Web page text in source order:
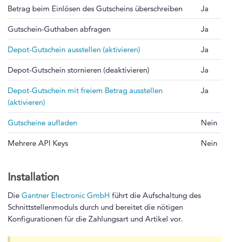
Betrag beim Einlösen des Gutscheins überschreiben Ja
Gutschein-Guthaben abfragen Ja
Depot-Gutschein ausstellen (aktivieren) Ja
Depot-Gutschein stornieren (deaktivieren) Ja
Depot-Gutschein mit freiem Betrag ausstellen
(aktivieren)
Ja
Gutscheine aufladen Nein
Mehrere API Keys Nein
Installation
Die Gantner Electronic GmbH führt die Aufschaltung des
Schnittstellenmoduls durch und bereitet die nötigen
Konfigurationen für die Zahlungsart und Artikel vor.